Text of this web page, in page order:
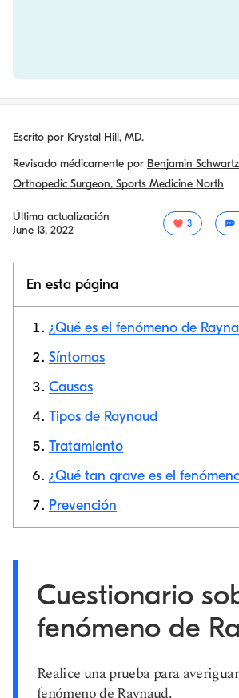
Escrito por Krystal Hill, MD.
Revisado médicamente por Benjamin
Orthopedic Surgeon, Sports Medicine North
Última actualización
June 13, 2022
3
En esta página
¿Qué es el fenómeno de
Síntomas
Causas
Tipos de Raynaud
Tratamiento
¿Qué tan grave es el
Prevención
Cuestionario
fenómeno de
Realice una prueba para
fenómeno de Raynaud.